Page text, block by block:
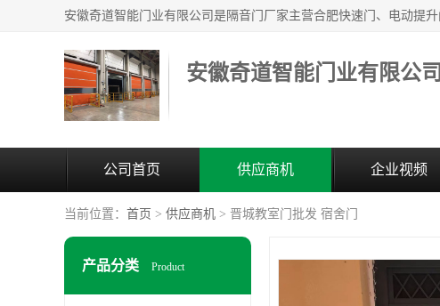
安徽奇道智能门业有限公司
公司首页 供应商机 企业视频
当前位置： 首页 > 供应商机 > 晋城教室门批发 宿舍门
产品分类 Product